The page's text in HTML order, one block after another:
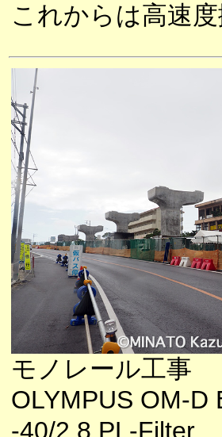
これからは高速
モノレール工事
OLYMPUS OM-D
-40/2.8 PL-Filter